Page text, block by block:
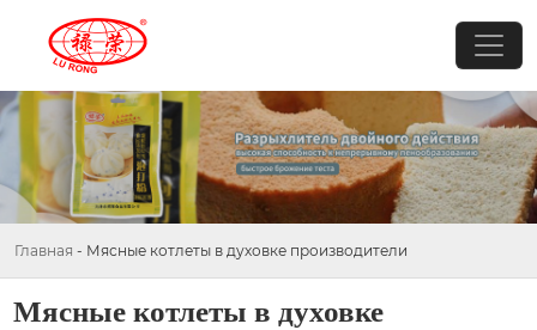
Главная - Мясные котлеты в духовке производители
Мясные котлеты в духовке